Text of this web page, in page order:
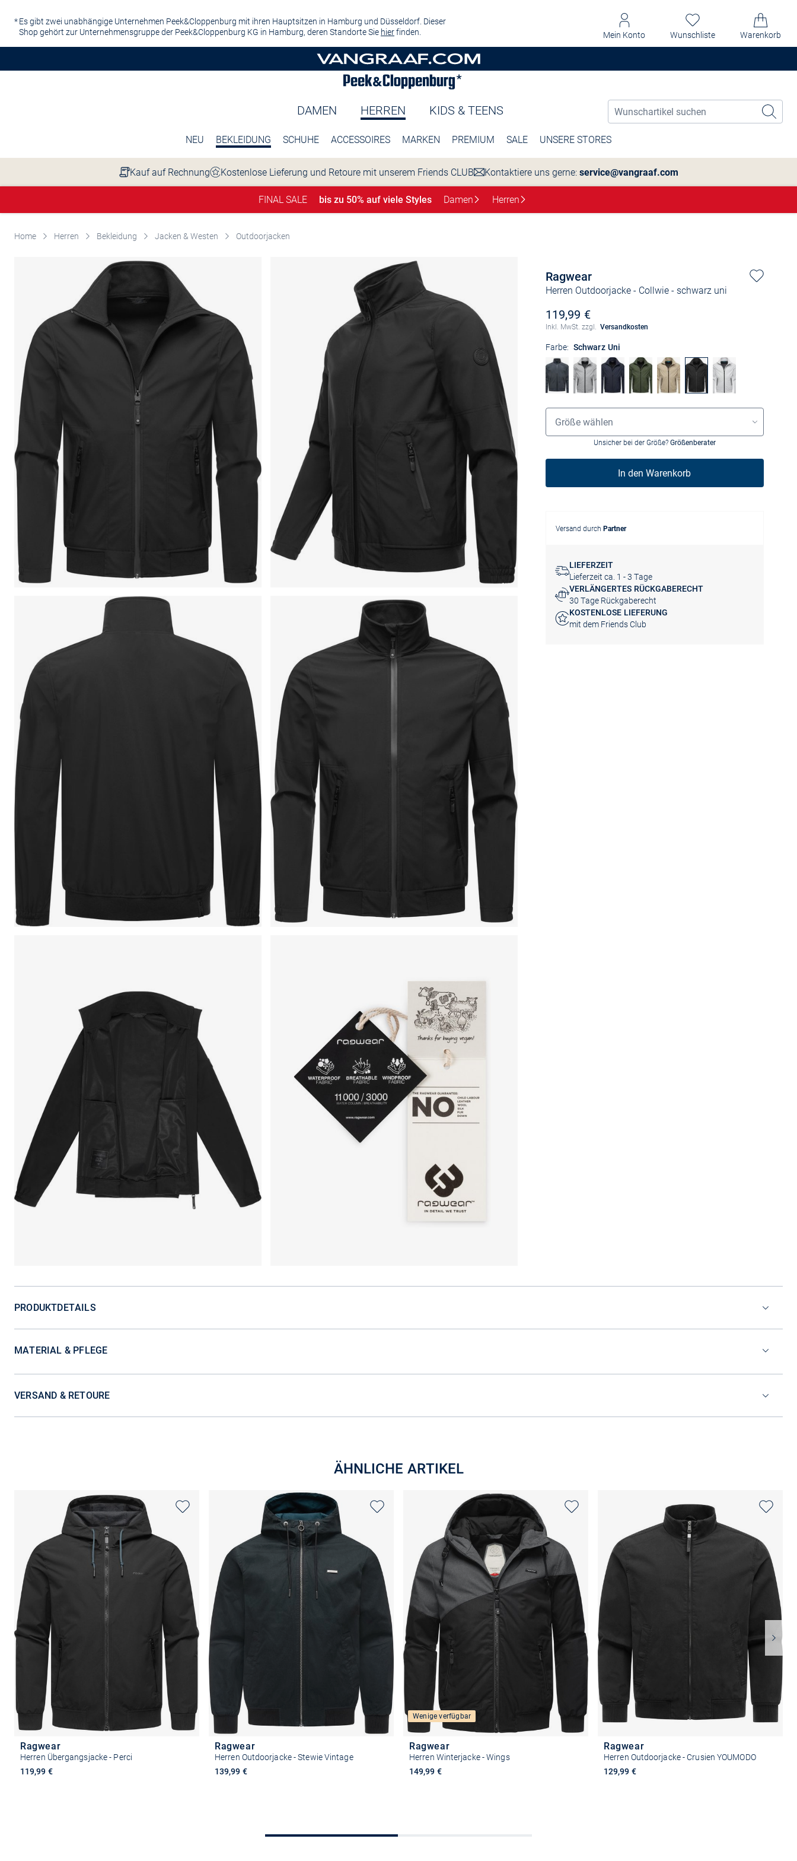
Es gibt zwei unabhängige Unternehmen Peek&Cloppenburg mit ihren Hauptsitzen in Hamburg und Düsseldorf. Dieser
Shop gehört zur Unternehmensgruppe der Peek&Cloppenburg KG in Hamburg, deren Standorte Sie hierfinden. Mein Konto Wunschliste Warenkorb
DAMEN HERREN KIDS & TEENS
NEU BEKLEIDUNG SCHUHE ACCESSOIRES MARKEN PREMIUM SALE UNSERE STORES
Kauf auf Rechnung Kostenlose Lieferung und Retoure mit unserem Friends CLUB Kontaktiere uns gerne: service@vangraaf.com
FINAL SALE bis zu 50% auf viele Styles Damen Herren
Home Herren Bekleidung Jacken & Westen Outdoorjacken
Ragwear
Herren Outdoorjacke - Collwie- schwarz uni
119,99 €
Inkl. MwSt. zzgl. Versandkosten
Farbe: Schwarz Uni
Größenauswahl
Größe wählen
Unsicher bei der Größe? Größenberater
In den Warenkorb
Versand durch Partner
LIEFERZEIT
Lieferzeit ca. 1 - 3 Tage
VERLÄNGERTES RÜCKGABERECHT
30 Tage Rückgaberecht
KOSTENLOSE LIEFERUNG
mit dem Friends Club
PRODUKTDETAILS
MATERIAL & PFLEGE
VERSAND & RETOURE
ÄHNLICHE ARTIKEL
Ragwear
Herren Übergangsjacke - Perci
119,99 €
Ragwear
Herren Outdoorjacke - Stewie Vintage
139,99 €
Größe auswählen
Wenige verfügbar
Ragwear
Herren Winterjacke - Wings
149,99 €
Ragwear
Herren Outdoorjacke - Crusien YOUMODO
129,99 €